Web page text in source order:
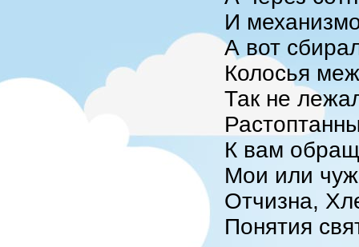
И
А вот
Колосья
Так не
К вам
Мои или
Отчизна,
Понятия